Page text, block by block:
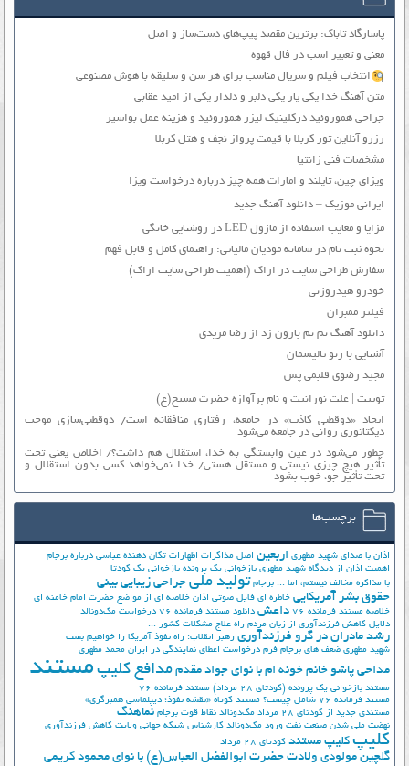
پاسارگاد تاباک: برترین مقصد پیپ‌های دست‌ساز و اصل
معنی و تعبیر اسب در فال قهوه
انتخاب فیلم و سریال مناسب برای هر سن و سلیقه با هوش مصنوعی
متن آهنگ خدا یکی یار یکی دلبر و دلدار یکی از امید عقابی
جراحی هموروئید درکلینیک لیزر هموروئید و هزینه عمل بواسیر
رزرو آنلاین تور کربلا با قیمت پرواز نجف و هتل کربلا
مشخصات فنی زانتیا
ویزای چین، تایلند و امارات همه چیز درباره درخواست ویزا
ایرانی موزیک – دانلود آهنگ جدید
مزایا و معایب استفاده از ماژول LED در روشنایی خانگی
نحوه ثبت نام در سامانه مودیان مالیاتی: راهنمای کامل و قابل فهم
سفارش طراحی سایت در اراک (اهمیت طراحی سایت اراک)
خودرو هیدروژنی
فیلتر ممبران
دانلود آهنگ نم نم بارون زد از رضا مریدی
آشنایی با رنو تالیسمان
مجید رضوی قلبمی پس
توییت | علت نورانیت و نام پرآوازه حضرت مسیح(ع)
ایجاد «دوقطبی کاذب» در جامعه، رفتاری منافقانه است/ دوقطبی‌سازی موجب
دیکتاتوری روانی در جامعه می‌شود
چطور می‌شود در عین وابستگی به خدا، استقلال هم داشت؟/ اخلاص یعنی تحت
تأثیر هیچ چیزی نیستی و مستقل هستی/ خدا نمی‌خواهد کسی بدون استقلال و
تحت تأثیر جوّ، خوب بشود
برچسب‌ها
اذان با صدای شهید مطهری اربعین اصل مذاکرات اظهارات تکان دهنده عباسی درباره برجام
اهمیت اذان از دیدگاه شهید مطهری بازخوانی یک پرونده بازخوانی یک کودتا
با مذاکره مخالف نیستم، اما ... برجام تولید ملی جراحی زیبایی بینی
حقوق بشر آمریکایی خاطره ای فایل صوتی اذان خلاصه ای از مواضع حضرت امام خامنه ای
خلاصه مستند فرمانده 76
داعش دانلود مستند فرمانده 76
درخواست مک‌دونالد
دلایل کاهش فرزندآوری از زبان مردم راه علاج مشکلات کشور ...
رشد مادران در گرو فرزندآوری رهبر انقلاب: راه نفوذ آمریکا را خواهیم بست
شهید مطهری ضعف های برجام فرم درخواست اعطای نمایندگی در ایران محمد مطهری
مداحی پاشو خانم خونه ام با نوای جواد مقدم مدافع کلیپ مستند
مستند بازخوانی یک پرونده (کودتای 28 مرداد)
مستند فرمانده 76
مستند فرمانده 76 شامل چیست؟
مستند کوتاه «نقشه نفوذ؛ دیپلماسی همبرگری»
مستندی جدید از کودتای 28 مرداد
مک‌دونالد نقاط قوت برجام نماهنگ
نهضت ملي شدن صنعت نفت ورود مک‌دونالد کارشناس شبکه جهانی ولایت کاهش فرزندآوری
کلیپ کلیپ مستند کودتای 28 مرداد
گلچین مولودی ولادت حضرت ابوالفضل العباس(ع) با نوای محمود کریمی